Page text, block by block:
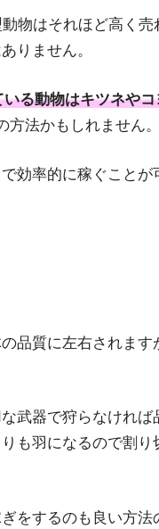
物はそれほど高く
りません。
る動物はキツネや
法かもしれません。
効率的に稼ぐことが
品質に左右されます
武器で狩らなければ
も羽になるので割
をするのも良い方法